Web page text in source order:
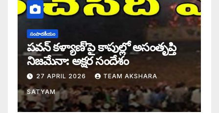
సంపాదకీయం
పవన్ కళ్యాణ్’పై కాపుల్లో అసంతృప్తి
నిజమేనా: అక్షర సందేశం
27 APRIL 2026 TEAM AKSHARA
SATYAM